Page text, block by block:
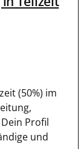
(50%) im
Profil
und